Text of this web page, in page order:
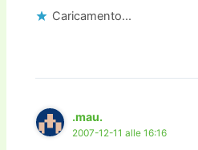
Caricamento...
.mau.
2007-12-11 alle 16:16